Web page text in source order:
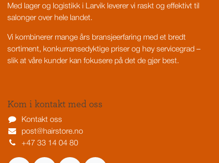
Med lager og logistikk i Larvik leverer vi raskt og effektivt til
salonger over hele landet.
Vi kombinerer mange års bransjeerfaring med et bredt
sortiment, konkurransedyktige priser og høy servicegrad –
slik at våre kunder kan fokusere på det de gjør best.
Kom i kontakt med oss
Kontakt oss
post@hairstore.no
+47 33 14 04 80